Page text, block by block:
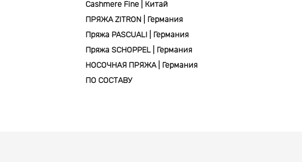
Cashmere Fine | Китай
ПРЯЖА ZITRON | Германия
Пряжа PASCUALI | Германия
Пряжа SCHOPPEL | Германия
НОСОЧНАЯ ПРЯЖА | Германия
ПО СОСТАВУ